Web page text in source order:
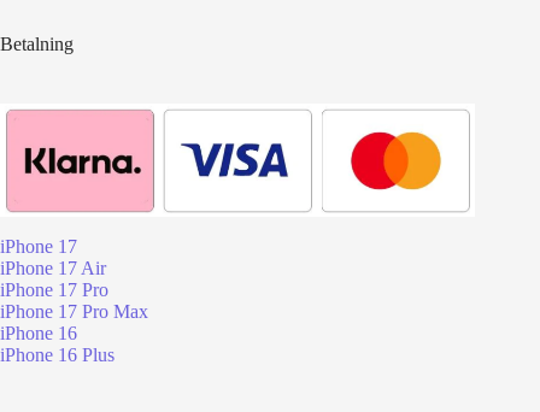
Betalning
iPhone 17
iPhone 17 Air
iPhone 17 Pro
iPhone 17 Pro Max
iPhone 16
iPhone 16 Plus